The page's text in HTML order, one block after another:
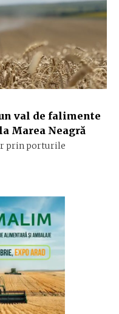
val de falimente
Marea Neagră
prin porturile